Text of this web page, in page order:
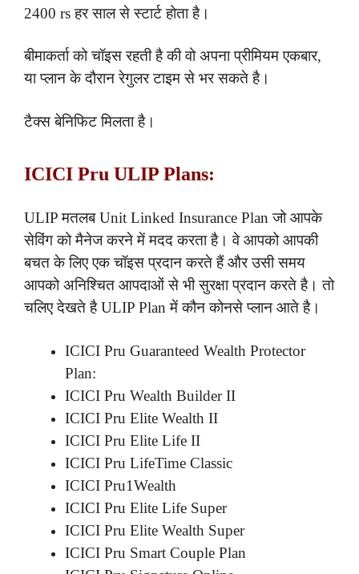
2400 rs हर साल से स्टार्ट होता है।
बीमाकर्ता को चॉइस रहती है की वो अपना प्रीमियम एकबार,
या प्लान के दौरान रेगुलर टाइम से भर सकते है।
टैक्स बेनिफिट मिलता है।
ICICI Pru ULIP Plans:
ULIP मतलब Unit Linked Insurance Plan जो आपके
सेविंग को मैनेज करने में मदद करता है। वे आपको आपकी
बचत के लिए एक चॉइस प्रदान करते हैं और उसी समय
आपको अनिश्चित आपदाओं से भी सुरक्षा प्रदान करते है। तो
चलिए देखते है ULIP Plan में कौन कोनसे प्लान आते है।
ICICI Pru Guaranteed Wealth Protector
Plan:
ICICI Pru Wealth Builder II
ICICI Pru Elite Wealth II
ICICI Pru Elite Life II
ICICI Pru LifeTime Classic
ICICI Pru1Wealth
ICICI Pru Elite Life Super
ICICI Pru Elite Wealth Super
ICICI Pru Smart Couple Plan